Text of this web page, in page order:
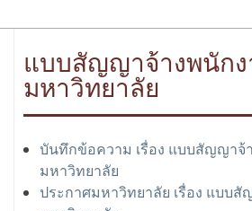
แบบสัญญาจ้างพนัก
มหาวิทยาลัย
บันทึกข้อความ เรื่อง แบบสัญญาจ้
มหาวิทยาลัย
ประกาศมหาวิทยาลัย เรื่อง แบบ